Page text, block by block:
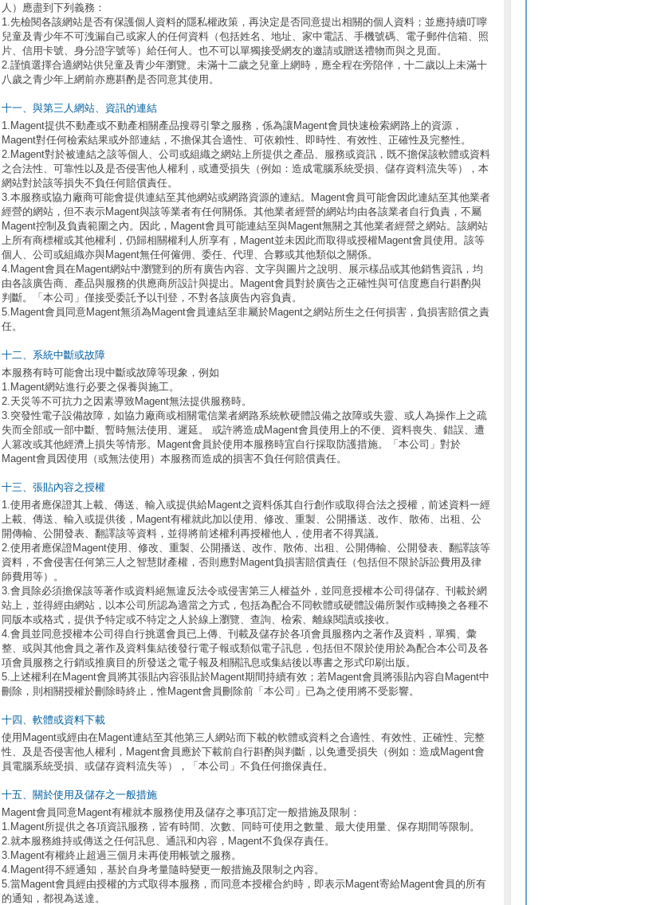
人）應盡到下列義務：
1.先檢閱各該網站是否有保護個人資料的隱私權政策，再決定是否同意提出相關的個人資料；並應持續叮嚀
兒童及青少年不可洩漏自己或家人的任何資料（包括姓名、地址、家中電話、手機號碼、電子郵件信箱、照
片、信用卡號、身分證字號等）給任何人。也不可以單獨接受網友的邀請或贈送禮物而與之見面。
2.謹慎選擇合適網站供兒童及青少年瀏覽。未滿十二歲之兒童上網時，應全程在旁陪伴，十二歲以上未滿十
八歲之青少年上網前亦應斟酌是否同意其使用。
十一、與第三人網站、資訊的連結
1.Magent提供不動產或不動產相關產品搜尋引擎之服務，係為讓Magent會員快速檢索網路上的資源，
Magent對任何檢索結果或外部連結，不擔保其合適性、可依賴性、即時性、有效性、正確性及完整性。
2.Magent對於被連結之該等個人、公司或組織之網站上所提供之產品、服務或資訊，既不擔保該軟體或資料
之合法性、可靠性以及是否侵害他人權利，或遭受損失（例如：造成電腦系統受損、儲存資料流失等），本
網站對於該等損失不負任何賠償責任。
3.本服務或協力廠商可能會提供連結至其他網站或網路資源的連結。Magent會員可能會因此連結至其他業者
經營的網站，但不表示Magent與該等業者有任何關係。其他業者經營的網站均由各該業者自行負責，不屬
Magent控制及負責範圍之內。因此，Magent會員可能連結至與Magent無關之其他業者經營之網站。該網站
上所有商標權或其他權利，仍歸相關權利人所享有，Magent並未因此而取得或授權Magent會員使用。該等
個人、公司或組織亦與Magent無任何僱佣、委任、代理、合夥或其他類似之關係。
4.Magent會員在Magent網站中瀏覽到的所有廣告內容、文字與圖片之說明、展示樣品或其他銷售資訊，均
由各該廣告商、產品與服務的供應商所設計與提出。Magent會員對於廣告之正確性與可信度應自行斟酌與
判斷。「本公司」僅接受委託予以刊登，不對各該廣告內容負責。
5.Magent會員同意Magent無須為Magent會員連結至非屬於Magent之網站所生之任何損害，負損害賠償之責
任。
十二、系統中斷或故障
本服務有時可能會出現中斷或故障等現象，例如
1.Magent網站進行必要之保養與施工。
2.天災等不可抗力之因素導致Magent無法提供服務時。
3.突發性電子設備故障，如協力廠商或相關電信業者網路系統軟硬體設備之故障或失靈、或人為操作上之疏
失而全部或一部中斷、暫時無法使用、遲延。 或許將造成Magent會員使用上的不便、資料喪失、錯誤、遭
人篡改或其他經濟上損失等情形。Magent會員於使用本服務時宜自行採取防護措施。「本公司」對於
Magent會員因使用（或無法使用）本服務而造成的損害不負任何賠償責任。
十三、張貼內容之授權
1.使用者應保證其上載、傳送、輸入或提供給Magent之資料係其自行創作或取得合法之授權，前述資料一經
上載、傳送、輸入或提供後，Magent有權就此加以使用、修改、重製、公開播送、改作、散佈、出租、公
開傳輸、公開發表、翻譯該等資料，並得將前述權利再授權他人，使用者不得異議。
2.使用者應保證Magent使用、修改、重製、公開播送、改作、散佈、出租、公開傳輸、公開發表、翻譯該等
資料，不會侵害任何第三人之智慧財產權，否則應對Magent負損害賠償責任（包括但不限於訴訟費用及律
師費用等）。
3.會員除必須擔保該等著作或資料絕無違反法令或侵害第三人權益外，並同意授權本公司得儲存、刊載於網
站上，並得經由網站，以本公司所認為適當之方式，包括為配合不同軟體或硬體設備所製作或轉換之各種不
同版本或格式，提供予特定或不特定之人於線上瀏覽、查詢、檢索、離線閱讀或接收。
4.會員並同意授權本公司得自行挑選會員已上傳、刊載及儲存於各項會員服務內之著作及資料，單獨、彙
整、或與其他會員之著作及資料集結後發行電子報或類似電子訊息，包括但不限於使用於為配合本公司及各
項會員服務之行銷或推廣目的所發送之電子報及相關訊息或集結後以專書之形式印刷出版。
5.上述權利在Magent會員將其張貼內容張貼於Magent期間持續有效；若Magent會員將張貼內容自Magent中
刪除，則相關授權於刪除時終止，惟Magent會員刪除前「本公司」已為之使用將不受影響。
十四、軟體或資料下載
使用Magent或經由在Magent連結至其他第三人網站而下載的軟體或資料之合適性、有效性、正確性、完整
性、及是否侵害他人權利，Magent會員應於下載前自行斟酌與判斷，以免遭受損失（例如：造成Magent會
員電腦系統受損、或儲存資料流失等），「本公司」不負任何擔保責任。
十五、關於使用及儲存之一般措施
Magent會員同意Magent有權就本服務使用及儲存之事項訂定一般措施及限制：
1.Magent所提供之各項資訊服務，皆有時間、次數、同時可使用之數量、最大使用量、保存期間等限制。
2.就本服務維持或傳送之任何訊息、通訊和內容，Magent不負保存責任。
3.Magent有權終止超過三個月未再使用帳號之服務。
4.Magent得不經通知，基於自身考量隨時變更一般措施及限制之內容。
5.當Magent會員經由授權的方式取得本服務，而同意本授權合約時，即表示Magent寄給Magent會員的所有
的通知，都視為送達。